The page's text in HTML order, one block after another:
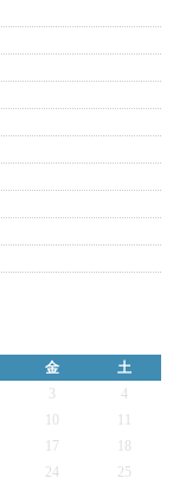
金
土
3
4
17
24
25